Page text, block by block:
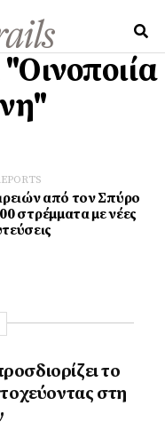
από τον Σπύρο
στρέμματα με νέες
το
στη